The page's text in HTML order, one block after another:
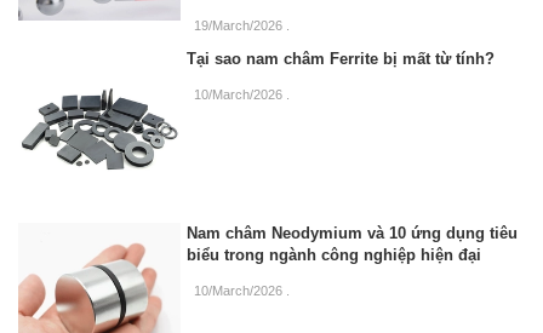
19/March/2026
Tại sao nam châm Ferrite bị mất từ tính?
10/March/2026
Nam châm Neodymium và 10 ứng dụng tiêu
biểu trong ngành công nghiệp hiện đại
10/March/2026